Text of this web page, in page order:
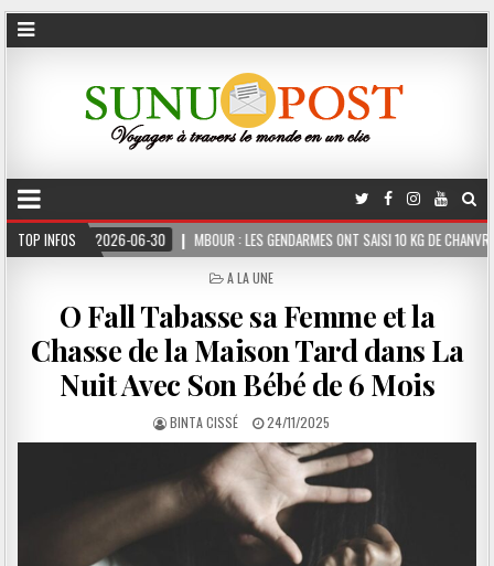
TOP INFOS
2026-06-30 MBOUR : LES GENDARMES ONT SAISI 10 KG DE CHANVRE INDIEN
POSTED
A LA UNE
O Fall Tabasse sa Femme et la
Chasse de la Maison Tard dans La
Nuit Avec Son Bébé de 6 Mois
BINTA CISSÉ 24/11/2025